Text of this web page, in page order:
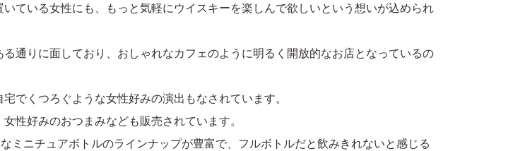
ている女性にも、もっと気軽にウイスキーを楽しんで欲しいという想いが込められ
通りに面しており、おしゃれなカフェのように明るく開放的なお店となっているの
でくつろぐような女性好みの演出もなされています。
性好みのおつまみなども販売されています。
ミニチュアボトルのラインナップが豊富で、フルボトルだと飲みきれないと感じる